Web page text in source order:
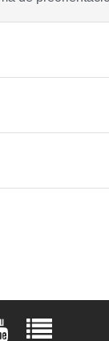
Flickr
Elon University
Elon